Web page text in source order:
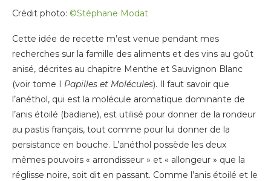
Crédit photo: ©Stéphane Modat
Cette idée de recette m’est venue pendant mes
recherches sur la famille des aliments et des vins au goût
anisé, décrites au chapitre Menthe et Sauvignon Blanc
(voir tome I Papilles et Molécules). Il faut savoir que
l’anéthol, qui est la molécule aromatique dominante de
l’anis étoilé (badiane), est utilisé pour donner de la rondeur
au pastis français, tout comme pour lui donner de la
persistance en bouche. L’anéthol possède les deux
mêmes pouvoirs « arrondisseur » et « allongeur » que la
réglisse noire, soit dit en passant. Comme l’anis étoilé et le